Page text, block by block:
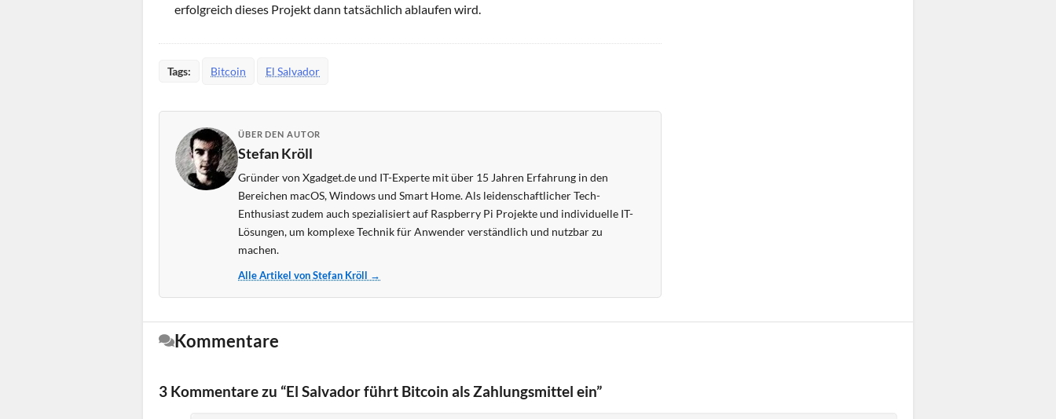
erfolgreich dieses Projekt dann tatsächlich ablaufen wird.
Tags: Bitcoin El Salvador
ÜBER DEN AUTOR
Stefan Kröll
Gründer von Xgadget.de und IT-Experte mit über 15 Jahren Erfahrung in den
Bereichen macOS, Windows und Smart Home. Als leidenschaftlicher Tech-
Enthusiast zudem auch spezialisiert auf Raspberry Pi Projekte und individuelle IT-
Lösungen, um komplexe Technik für Anwender verständlich und nutzbar zu
machen.
Alle Artikel von Stefan Kröll →
Kommentare
3 Kommentare zu “El Salvador führt Bitcoin als Zahlungsmittel ein”